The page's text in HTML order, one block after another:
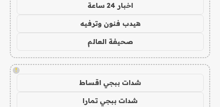
اخبار 24 ساعة
هيدب فنون وترفيه
صحيفة العالم
!
شدات ببجي اقساط
شدات ببجي تمارا